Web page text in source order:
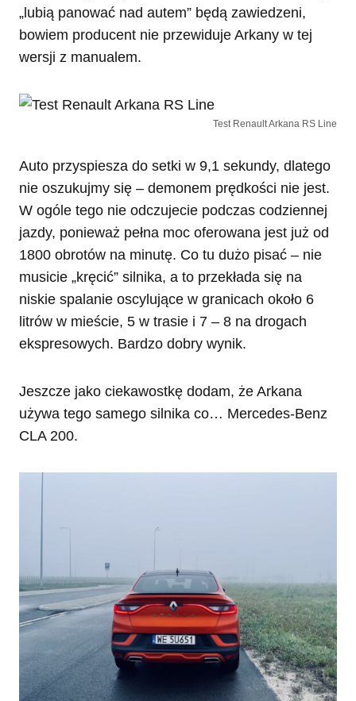
„lubią panować nad autem” będą zawiedzeni,
bowiem producent nie przewiduje Arkany w tej
wersji z manualem.
Test Renault Arkana RS Line
Auto przyspiesza do setki w 9,1 sekundy, dlatego
nie oszukujmy się – demonem prędkości nie jest.
W ogóle tego nie odczujecie podczas codziennej
jazdy, ponieważ pełna moc oferowana jest już od
1800 obrotów na minutę. Co tu dużo pisać – nie
musicie „kręcić” silnika, a to przekłada się na
niskie spalanie oscylujące w granicach około 6
litrów w mieście, 5 w trasie i 7 – 8 na drogach
ekspresowych. Bardzo dobry wynik.
Jeszcze jako ciekawostkę dodam, że Arkana
używa tego samego silnika co… Mercedes-Benz
CLA 200.